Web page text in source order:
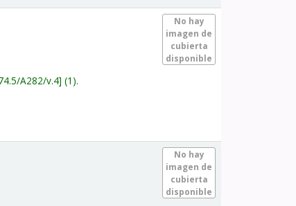
No hay
imagen de
cubierta
disponible
A282/v.4 (1).
No hay
imagen de
cubierta
disponible